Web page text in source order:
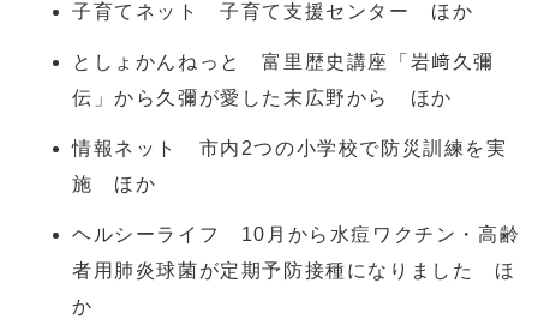
子育てネット 子育て支援センター ほか
としょかんねっと 富里歴史講座「岩﨑久彌
伝」から久彌が愛した末広野から ほか
情報ネット 市内2つの小学校で防災訓練を実
施 ほか
ヘルシーライフ 10月から水痘ワクチン・高齢
者用肺炎球菌が定期予防接種になりました ほ
か